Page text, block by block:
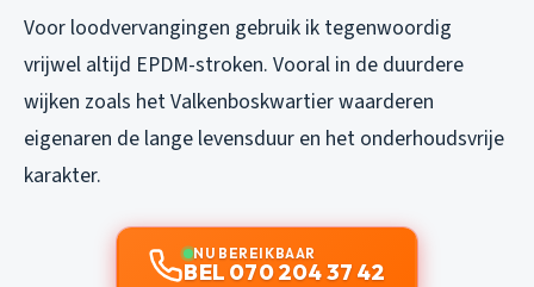
Voor loodvervangingen gebruik ik tegenwoordig
vrijwel altijd EPDM-stroken. Vooral in de duurdere
wijken zoals het Valkenboskwartier waarderen
eigenaren de lange levensduur en het onderhoudsvrije
karakter.
NU BEREIKBAAR
BEL 070 204 37 42